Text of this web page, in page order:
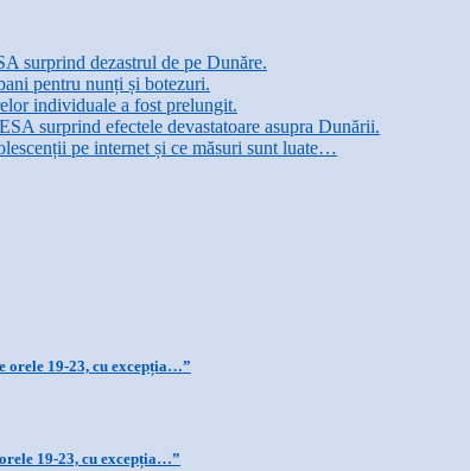
surprind dezastrul de pe Dunăre.
pentru nunți și botezuri.
individuale a fost prelungit.
surprind efectele devastatoare asupra Dunării.
pe internet și ce măsuri sunt luate…
orele 19-23, cu excepția…”
19-23, cu excepția…”